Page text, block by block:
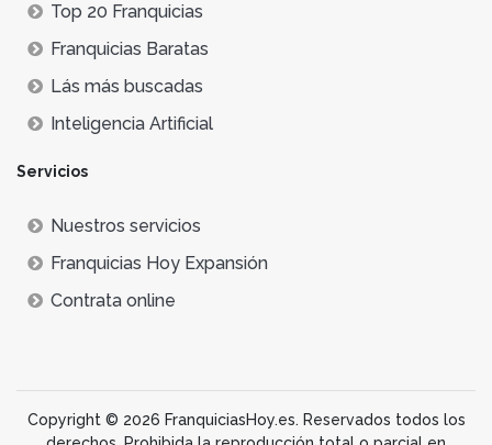
Top 20 Franquicias
Franquicias Baratas
Lás más buscadas
Inteligencia Artificial
Servicios
Nuestros servicios
Franquicias Hoy Expansión
Contrata online
Copyright © 2026 FranquiciasHoy.es. Reservados todos los